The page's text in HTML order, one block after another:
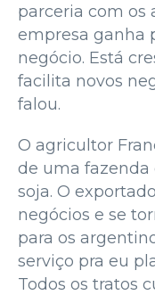
parceria com os
empresa ganha
negócio. Está
facilita novos
falou.
O agricultor
de uma fazenda
soja. O
negócios e se
para os
serviço pra eu
Todos os tratos